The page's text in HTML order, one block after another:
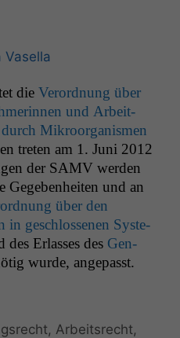
Vasella
die Verord­nung über
und Arbeit­
Mikroor­gan­is­men
treten am 1. Juni 2012
der SAMV wer­den
Gegeben­heit­en und an
über den
in geschlosse­nen Sys­te­
des Erlass­es des Gen­
wurde, angepasst.
, Arbeitsrecht,